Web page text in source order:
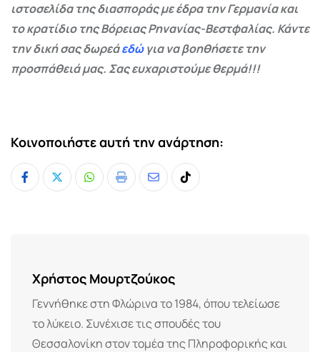
ιστοσελίδα της διασποράς με έδρα την Γερμανία και
το κρατίδιο της Βόρειας Ρηνανίας-Βεστφαλίας. Κάντε
την δική σας δωρεάεδώγια να βοηθήσετε την
προσπάθειά μας. Σας ευχαριστούμε θερμά!!!
Κοινοποιήστε αυτή την ανάρτηση:
Whatsapp
Print
ShareTiktok
Χρήστος Μουρτζούκος
Γεννήθηκε στη Φλώρινα το 1984, όπου τελείωσε
το λύκειο. Συνέχισε τις σπουδές του
Θεσσαλονίκη στον τομέα της Πληροφορικής και